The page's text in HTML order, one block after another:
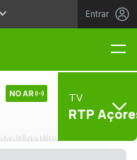
Entrar
NO AR TV
RTP